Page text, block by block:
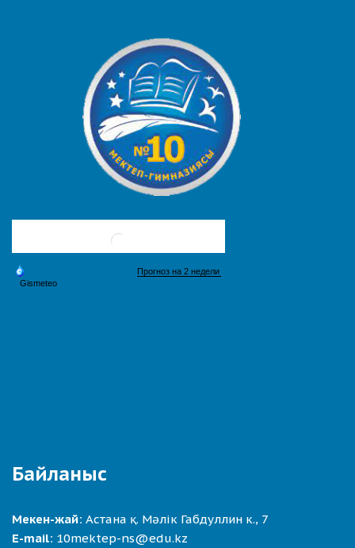
Байланыс
Мекен-жай: Астана қ. Мәлік Габдуллин к., 7
E-mail: 10mektep-ns@edu.kz